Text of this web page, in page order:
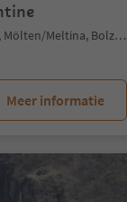
Salonetto/Schlaneid, Mölten/Meltina, Bolzano/Bozen and environs
Meer informatie